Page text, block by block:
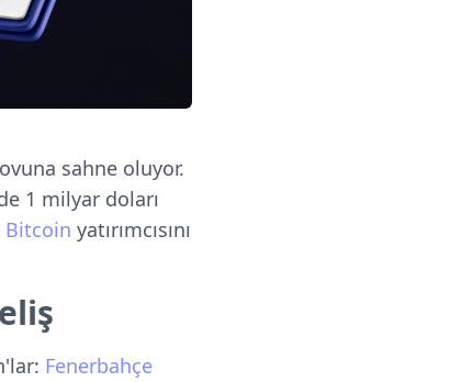
sahne oluyor.
1 milyar doları
Bitcoin yatırımcısını
Fenerbahçe